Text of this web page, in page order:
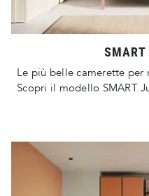
SMART
Le più belle camerette per
Scopri il modello SMART